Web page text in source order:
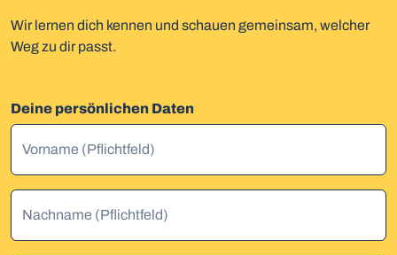
Wir lernen dich kennen und schauen gemeinsam, welcher
Weg zu dir passt.
Deine persönlichen Daten
Vorname (Pflichtfeld)
Nachname (Pflichtfeld)